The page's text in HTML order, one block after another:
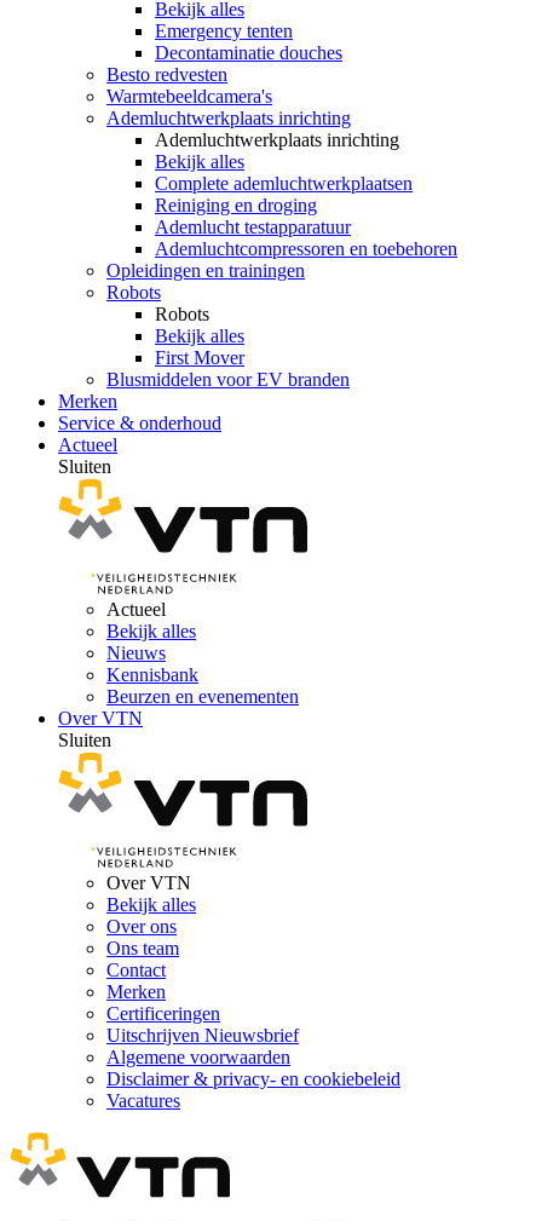
Bekijk alles
Emergency tenten
Decontaminatie douches
Besto redvesten
Warmtebeeldcamera's
Ademluchtwerkplaats inrichting
Ademluchtwerkplaats inrichting
Bekijk alles
Complete ademluchtwerkplaatsen
Reiniging en droging
Ademlucht testapparatuur
Ademluchtcompressoren en toebehoren
Opleidingen en trainingen
Robots
Robots
Bekijk alles
First Mover
Blusmiddelen voor EV branden
Merken
Service & onderhoud
Actueel
Sluiten
Actueel
Bekijk alles
Nieuws
Kennisbank
Beurzen en evenementen
Over VTN
Sluiten
Over VTN
Bekijk alles
Over ons
Ons team
Contact
Merken
Certificeringen
Uitschrijven Nieuwsbrief
Algemene voorwaarden
Disclaimer & privacy- en cookiebeleid
Vacatures